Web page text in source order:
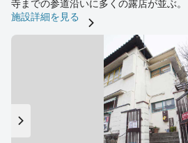
寺までの参道沿いに多くの露店が並ぶ。
施設詳細を見る